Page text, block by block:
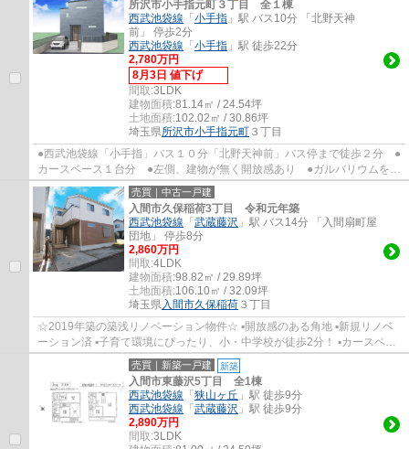
所沢市小手指元町３丁目 全１棟
西武池袋線 「 小手指 」駅 バス10分 「北野天神
前」 停歩2分
西武池袋線 「 小手指 」駅 徒歩22分
2,780万円
8月3日 値下げ
間取:3LDK
建物面積:81.14㎡ / 24.54坪
土地面積:102.02㎡ / 30.86坪
埼玉県所沢市小手指元町 ３丁目
●西武池袋線「小手指」バス１０分「北野天神前」バス停まで徒歩２分 ●
カースペース１台分 ●左側、建物が無く開放感あり ●ガルバリウムを使
用した外壁・屋根材 ●樹脂サッシ ●人造...
売買｜中古一戸建
入間市久保稲荷3丁目 令和元年築
西武池袋線 「 武蔵藤沢 」駅 バス14分 「入間扇町屋
団地」 停歩8分
2,860万円
間取:4LDK
建物面積:98.82㎡ / 29.89坪
土地面積:106.10㎡ / 32.09坪
埼玉県入間市久保稲荷 ３丁目
☆2019年築の築浅リノベーション物件☆ ▪開放感のある角地 ▪新規リノベ
ーション済 ▪子育て環境にぴったり、小・中学校が徒歩2分！ ▪カースペー
ス2台可（車種による） ▪三面採光の明るい...
売買｜新築一戸建 新築
入間市東藤沢5丁目 全1棟
西武池袋線 「 狭山ヶ丘 」駅 徒歩9分
西武池袋線 「 武蔵藤沢 」駅 徒歩9分
2,890万円
間取:3LDK